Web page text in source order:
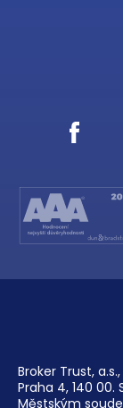
Broker Trust,
Praha 4, 140
Městským